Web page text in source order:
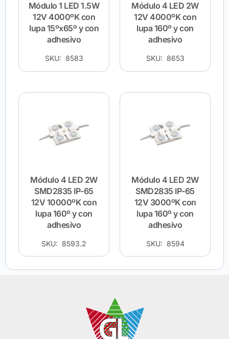
Módulo 1 LED 1.5W
12V 4000ºK con
lupa 15ºx65º y con
adhesivo
SKU: 8583
Módulo 4 LED 2W
12V 4000ºK con
lupa 160º y con
adhesivo
SKU: 8653
Módulo 4 LED 2W
SMD2835 IP-65
12V 10000ºK con
lupa 160º y con
adhesivo
SKU: 8593.2
Módulo 4 LED 2W
SMD2835 IP-65
12V 3000ºK con
lupa 160º y con
adhesivo
SKU: 8594